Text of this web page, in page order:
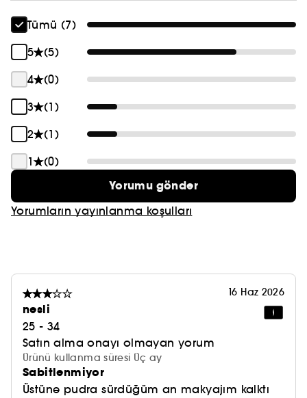
Tümü (7)
5
(5)
4
(0)
3
(1)
2
(1)
1
(0)
Yorumu gönder
Yorumların yayınlanma koşulları
16 Haz 2026
nesli
25 - 34
Satın alma onayı olmayan yorum
Ürünü kullanma süresi Üç ay
Sabitlenmiyor
Üstüne pudra sürdüğüm an makyajım kalktı